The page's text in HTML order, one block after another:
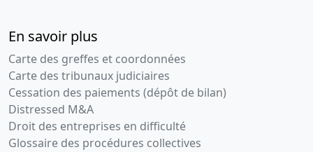
En savoir plus
Carte des greffes et coordonnées
Carte des tribunaux judiciaires
Cessation des paiements (dépôt de bilan)
Distressed M&A
Droit des entreprises en difficulté
Glossaire des procédures collectives